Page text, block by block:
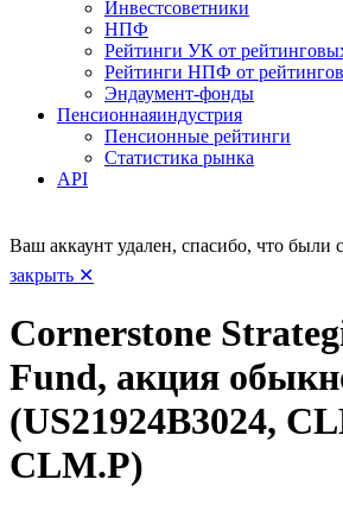
Инвестсоветники
НПФ
Рейтинги УК от
Рейтинги НПФ от
Эндаумент-фонды
Пенсионнаяиндустрия
Пенсионные рейтинги
Статистика рынка
API
Ваш аккаунт удален, спасибо, что были
закрыть ✕
Cornerstone
Fund, акция
(US21924B3024,
CLM.P)